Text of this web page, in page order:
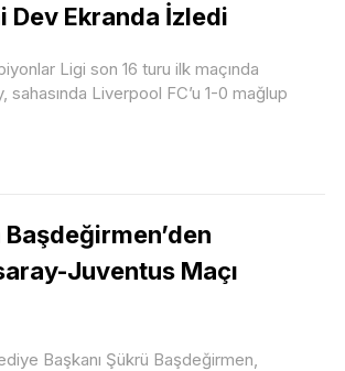
Dev Ekranda İzledi
Ligi son 16 turu ilk maçında
sahasında Liverpool FC’u 1-0 mağlup
Başdeğirmen’den
Juventus Maçı
Başkanı Şükrü Başdeğirmen,